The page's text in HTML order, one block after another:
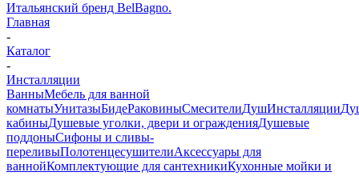
Итальянский бренд BelBagno.
Главная
-
Каталог
-
Инсталляции
ВанныМебель для ванной
комнатыУнитазыБидеРаковиныСмесителиДушИнсталляции
кабиныДушевые уголки, двери и огражденияДушевые
поддоныСифоны и сливы-
переливыПолотенцесушителиАксессуары для
ваннойКомплектующие для сантехникиКухонные мойки и